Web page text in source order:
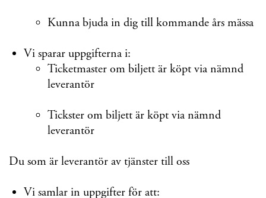
Kunna bjuda in dig till kommande års mässa
Vi sparar uppgifterna i:
Ticketmaster om biljett är köpt via nämnd
leverantör
Tickster om biljett är köpt via nämnd
leverantör
Du som är leverantör av tjänster till oss
Vi samlar in uppgifter för att: